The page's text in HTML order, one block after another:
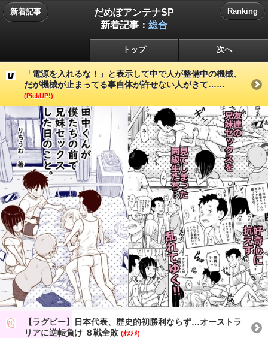
新着記事
だめぽアンテナSP
新着記事： 総合
Ranking
トップ 次へ
「電源を入れるな！」と表示して中で人が整備中の機械、
だが機械が止まってる事自体が許せない人がきて……
(PickUP!)
【ラグビー】日本代表、歴史的初勝利ならず…オーストラ
リアに逆転負け ８戦全敗 (ｵﾇﾇﾒ)